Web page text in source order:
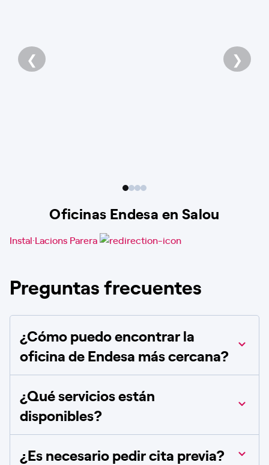
❮ ❯
Oficinas Endesa en Salou
Instal·Lacions Parera
Preguntas frecuentes
¿Cómo puedo encontrar la
oficina de Endesa más cercana?
¿Qué servicios están
disponibles?
¿Es necesario pedir cita previa?